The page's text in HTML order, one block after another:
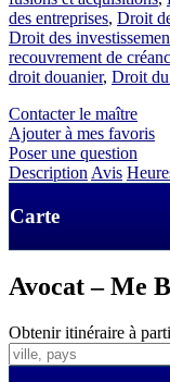
des entreprises, Droit
Droit des
recouvrement de
droit douanier, Droit
Contacter le maître
Ajouter à mes favoris
Poser une question
Description Avis
Carte
Avocat – Me
Obtenir itinéraire à